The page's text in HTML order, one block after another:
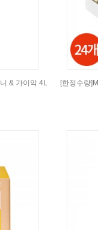
& 가이악 4L
[한정수량